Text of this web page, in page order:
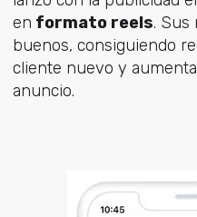
en formato reels. Sus
buenos, consiguiendo
cliente nuevo y
anuncio.